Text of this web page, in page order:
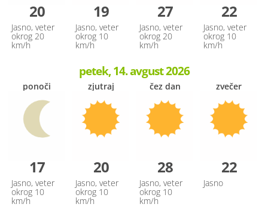
20
Jasno, veter
okrog 20
km/h
19
Jasno, veter
okrog 10
km/h
27
Jasno, veter
okrog 20
km/h
22
Jasno, veter
okrog 10
km/h
petek, 14. avgust 2026
ponoči
17
Jasno, veter
okrog 10
km/h
zjutraj
20
Jasno, veter
okrog 10
km/h
čez dan
28
Jasno, veter
okrog 10
km/h
zvečer
22
Jasno